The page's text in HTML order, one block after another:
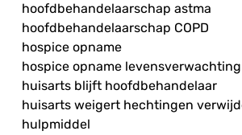
hoofdbehandelaarschap astma
hoofdbehandelaarschap COPD
hospice opname
hospice opname
huisarts blijft hoofdbehandelaar
huisarts weigert hechtingen
hulpmiddel